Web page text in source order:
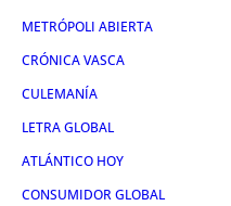
METRÓPOLI ABIERTA
CRÓNICA VASCA
CULEMANÍA
LETRA GLOBAL
ATLÁNTICO HOY
CONSUMIDOR GLOBAL